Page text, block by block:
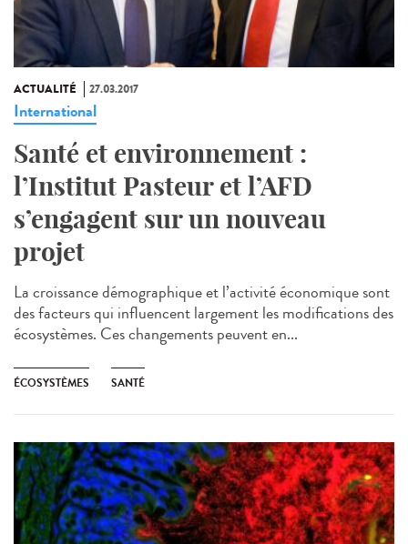
ACTUALITÉ 27.03.2017
International
Santé et environnement :
l’Institut Pasteur et l’AFD
s’engagent sur un nouveau
projet
La croissance démographique et l’activité économique sont
des facteurs qui influencent largement les modifications des
écosystèmes. Ces changements peuvent en...
ÉCOSYSTÈMES SANTÉ